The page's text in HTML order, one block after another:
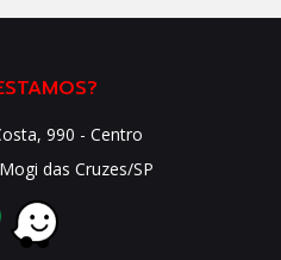
990 - Centro
das Cruzes/SP